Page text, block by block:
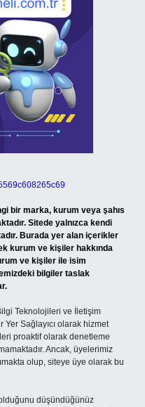
bir marka, kurum veya şahıs
Sitede yalnızca kendi
Burada yer alan içerikler
kurum ve kişiler hakkında
ve kişiler ile isim
bilgiler taslak
Teknolojileri ve İletişim
Yer Sağlayıcı olarak hizmet
proaktif olarak denetleme
Ancak, üyelerimiz
olup, siteye üye olarak bu
düşündüğünüz